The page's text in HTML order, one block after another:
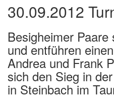
30.09.2012
Besigheimer
und entführen
Andrea und Frank
sich den Sieg in
in Steinbach im